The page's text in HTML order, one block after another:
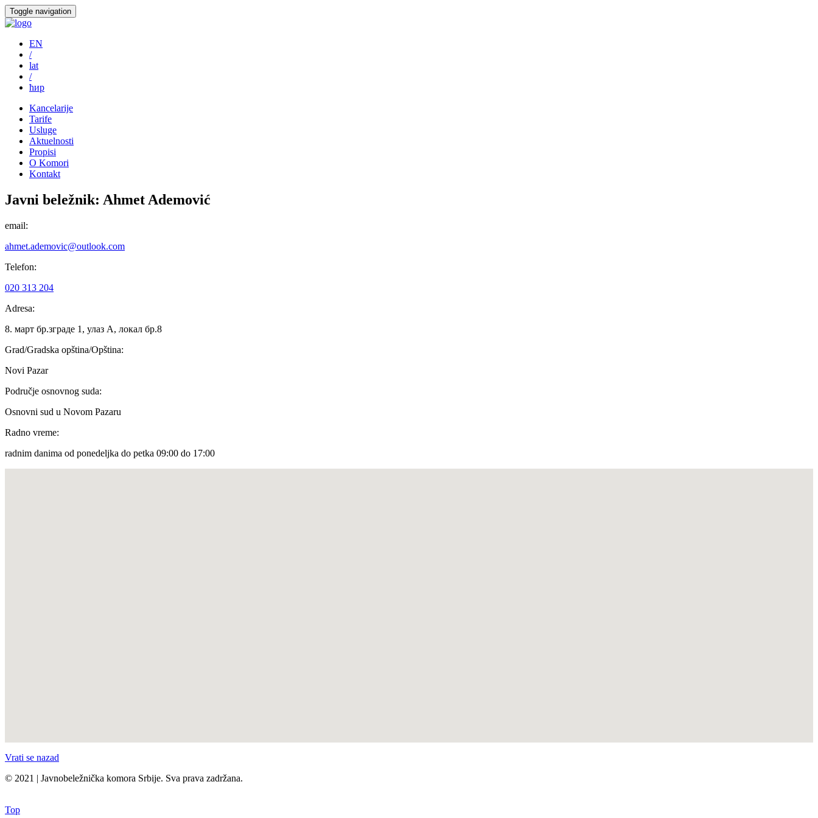
Toggle navigation
EN
/
lat
/
ћир
Kancelarije
Tarife
Usluge
Aktuelnosti
Propisi
O Komori
Kontakt
Javni beležnik: Ahmet Ademović
email:
ahmet.ademovic@outlook.com
Telefon:
020 313 204
Adresa:
8. март бр.зграде 1, улаз А, локал бр.8
Grad/Gradska opština/Opština:
Novi Pazar
Područje osnovnog suda:
Osnovni sud u Novom Pazaru
Radno vreme:
radnim danima od ponedeljka do petka 09:00 do 17:00
Vrati se nazad
© 2021 | Javnobeležnička komora Srbije. Sva prava zadržana.
Top